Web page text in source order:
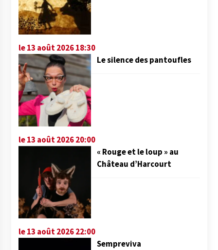
le 13 août 2026 18:30
Le silence des pantoufles
le 13 août 2026 20:00
« Rouge et le loup » au
Château d’Harcourt
le 13 août 2026 22:00
Sempreviva